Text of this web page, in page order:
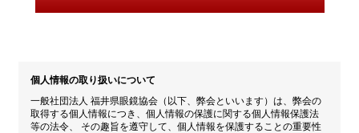
個人情報の取り扱いについて
一般社団法人 福井県眼鏡協会（以下、弊会といいます）は、弊会の
取得する個人情報につき、個人情報の保護に関する個人情報保護法
等の法令、 その趣旨を遵守して、個人情報を保護することの重要性